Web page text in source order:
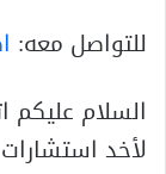
للتواصل معه:
السلام
لأخد